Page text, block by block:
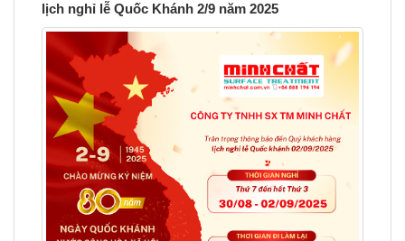
o
lịch nghỉ lễ Quốc Khánh 2/9 năm 2025